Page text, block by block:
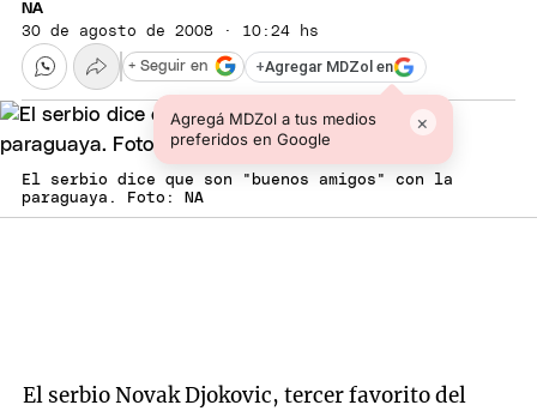
NA
30 de agosto de 2008 · 10:24 hs
+Agregar MDZol en
Agregá MDZol a tus medios
preferidos en Google
×
+ Seguir en
El serbio dice que son "buenos amigos" con la
paraguaya. Foto: NA
El serbio Novak Djokovic, tercer favorito del